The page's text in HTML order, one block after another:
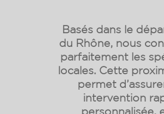
Basés dans le
du Rhône, nous
parfaitement les
locales. Cette
permet
intervention
personnalisée,